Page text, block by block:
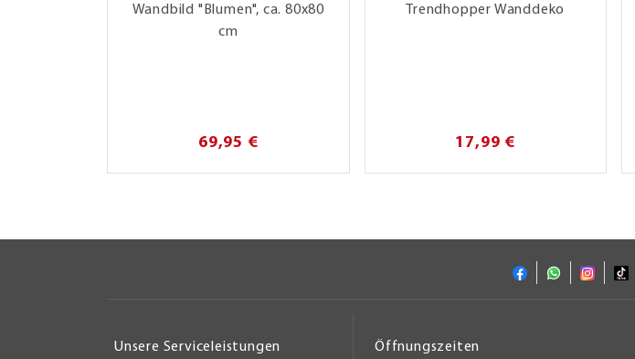
Wandbild "Blumen", ca. 80x80
cm
69,95 €
Trendhopper Wanddeko
17,99 €
Unsere Serviceleistungen Öffnungszeiten